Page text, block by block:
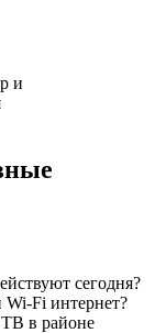
и
сегодня?
Fi интернет?
в районе